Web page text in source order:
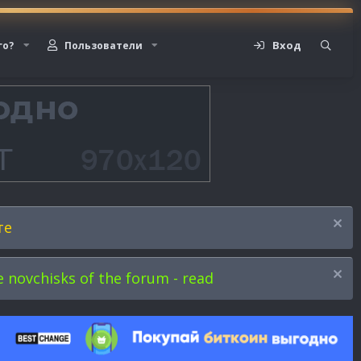
Пользователи Вход
of the forum - read